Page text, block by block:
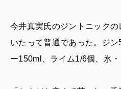
今井真実氏のジントニック
いたって普通であった。ジ
ー150ml、ライム1/6個、氷・